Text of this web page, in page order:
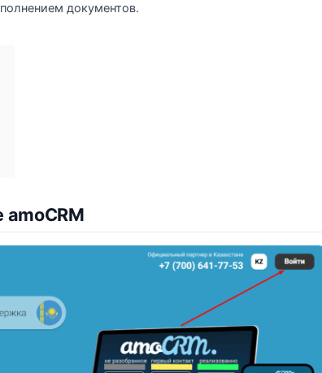
документов.
amoCRM